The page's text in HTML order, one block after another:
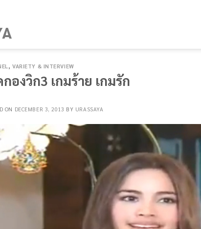
,VARIETY & INTERVIEW
กองวิก3 เกมร้าย เกมรัก
ON DECEMBER 3, 2013 BY URASSAYA